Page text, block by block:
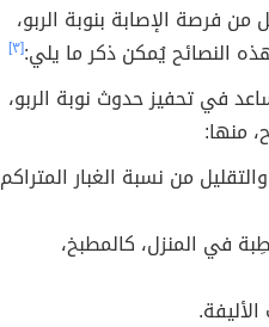
من فرصة الإصابة بنوبة الربو،
النصائح يُمكن ذكر ما يلي:[٣]
في تحفيز حدوث نوبة الربو،
منها:
من نسبة الغبار المتراكم
في المنزل، كالمطبخ،